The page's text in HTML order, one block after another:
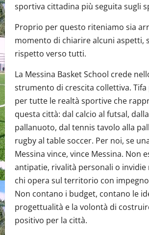
sportiva cittadina più seguita sugli
Proprio per questo riteniamo sia
momento di chiarire alcuni aspetti,
rispetto verso tutti.
La Messina Basket School crede
strumento di crescita collettiva. Tifa
per tutte le realtà sportive che
questa città: dal calcio al futsal,
pallanuoto, dal tennis tavolo alla
rugby al table soccer. Per noi, se
Messina vince, vince Messina. Non
antipatie, rivalità personali o
chi opera sul territorio con
Non contano i budget, contano le
progettualità e la volontà di
positivo per la città.